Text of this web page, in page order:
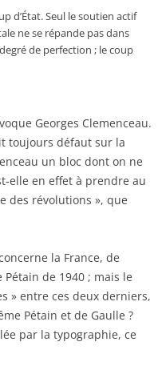
d’État. Seul le soutien actif
ne se répande pas dans
de perfection ; le coup
Georges Clemenceau.
toujours défaut sur la
un bloc dont on ne
elle en effet à prendre au
des révolutions », que
la France, de
de 1940 ; mais le
» entre ces deux derniers,
Pétain et de Gaulle ?
par la typographie, ce